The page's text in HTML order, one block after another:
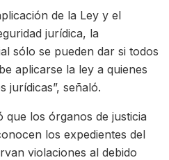
de la Ley y el
jurídica, la
sólo se pueden dar si todos
aplicarse la ley a quienes
jurídicas”, señaló.
que los órganos de justicia
los expedientes del
violaciones al debido